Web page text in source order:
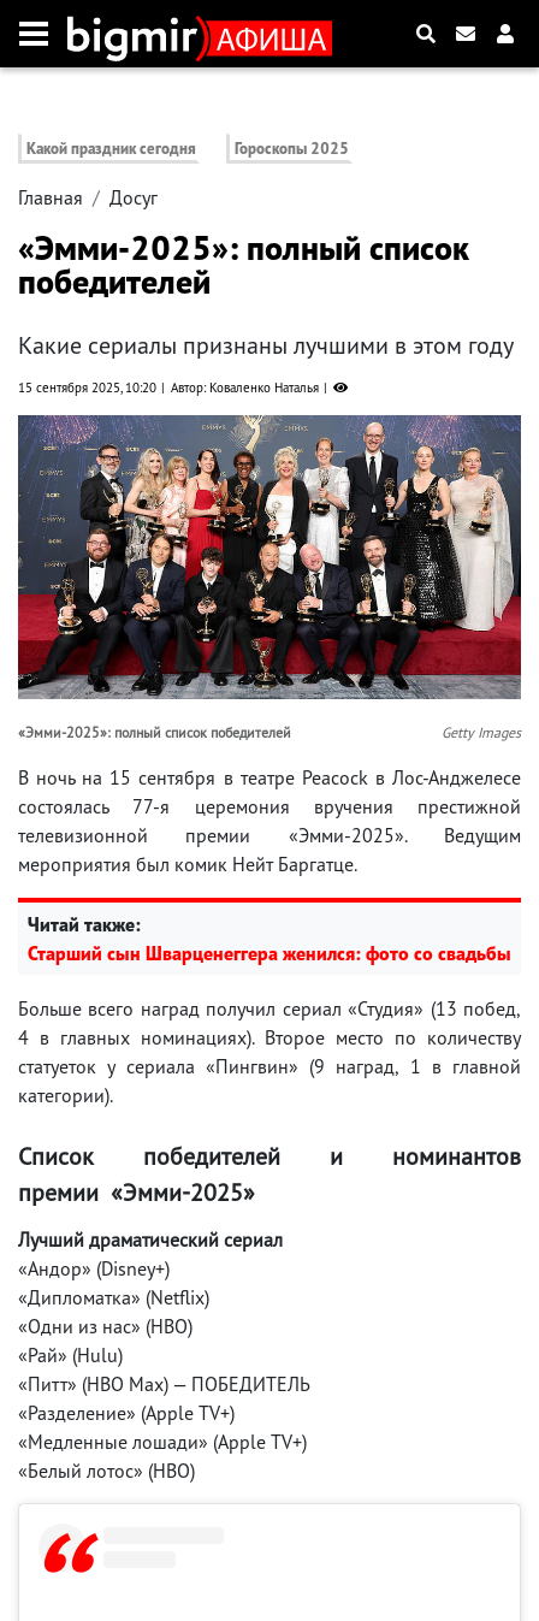
Какой праздник сегодня Гороскопы 2025
Главная Досуг
«Эмми-2025»: полный список
победителей
Какие сериалы признаны лучшими в этом году
15 сентября 2025, 10:20 Автор: Коваленко Наталья
«Эмми-2025»: полный список победителей Getty Images
В ночь на 15 сентября в театре Peacock в Лос-Анджелесе
состоялась 77-я церемония вручения престижной
телевизионной премии «Эмми-2025». Ведущим
мероприятия был комик Нейт Баргатце.
Читай также:
Старший сын Шварценеггера женился: фото со свадьбы
Больше всего наград получил сериал «Студия» (13 побед,
4 в главных номинациях). Второе место по количеству
статуеток у сериала «Пингвин» (9 наград, 1 в главной
категории).
Список победителей и номинантов
премии «Эмми-2025»
Лучший драматический сериал
«Андор» (Disney+)
«Дипломатка» (Netflix)
«Одни из нас» (HBO)
«Рай» (Hulu)
«Питт» (HBO Max) — ПОБЕДИТЕЛЬ
«Разделение» (Apple TV+)
«Медленные лошади» (Apple TV+)
«Белый лотос» (HBO)